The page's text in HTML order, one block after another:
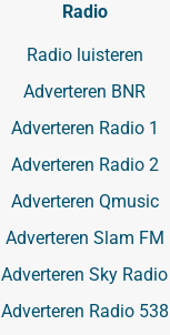
Radio
Radio luisteren
Adverteren BNR
Adverteren Radio 1
Adverteren Radio 2
Adverteren Qmusic
Adverteren Slam FM
Adverteren Sky Radio
Adverteren Radio 538